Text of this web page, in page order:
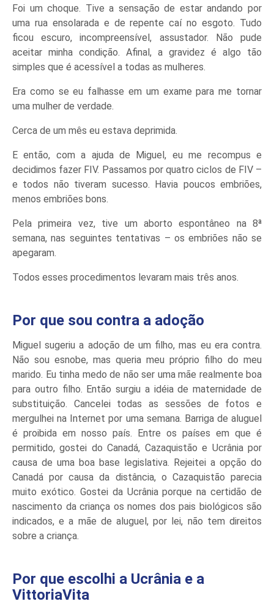
Foi um choque. Tive a sensação de estar andando por
uma rua ensolarada e de repente caí no esgoto. Tudo
ficou escuro, incompreensível, assustador. Não pude
aceitar minha condição. Afinal, a gravidez é algo tão
simples que é acessível a todas as mulheres.
Era como se eu falhasse em um exame para me tornar
uma mulher de verdade.
Cerca de um mês eu estava deprimida.
E então, com a ajuda de Miguel, eu me recompus e
decidimos fazer FIV. Passamos por quatro ciclos de FIV –
e todos não tiveram sucesso. Havia poucos embriões,
menos embriões bons.
Pela primeira vez, tive um aborto espontâneo na 8ª
semana, nas seguintes tentativas – os embriões não se
apegaram.
Todos esses procedimentos levaram mais três anos.
Por que sou contra a adoção
Miguel sugeriu a adoção de um filho, mas eu era contra.
Não sou esnobe, mas queria meu próprio filho do meu
marido. Eu tinha medo de não ser uma mãe realmente boa
para outro filho. Então surgiu a idéia de maternidade de
substituição. Cancelei todas as sessões de fotos e
mergulhei na Internet por uma semana. Barriga de aluguel
é proibida em nosso país. Entre os países em que é
permitido, gostei do Canadá, Cazaquistão e Ucrânia por
causa de uma boa base legislativa. Rejeitei a opção do
Canadá por causa da distância, o Cazaquistão parecia
muito exótico. Gostei da Ucrânia porque na certidão de
nascimento da criança os nomes dos pais biológicos são
indicados, e a mãe de aluguel, por lei, não tem direitos
sobre a criança.
Por que escolhi a Ucrânia e a
VittoriaVita